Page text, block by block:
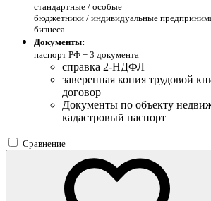
стандартные / особые
бюджетники / индивидуальные
бизнеса
Документы:
паспорт РФ + 3 документа
справка 2-НДФЛ
заверенная копия трудовой
договор
Документы по объекту
кадастровый паспорт
Сравнение